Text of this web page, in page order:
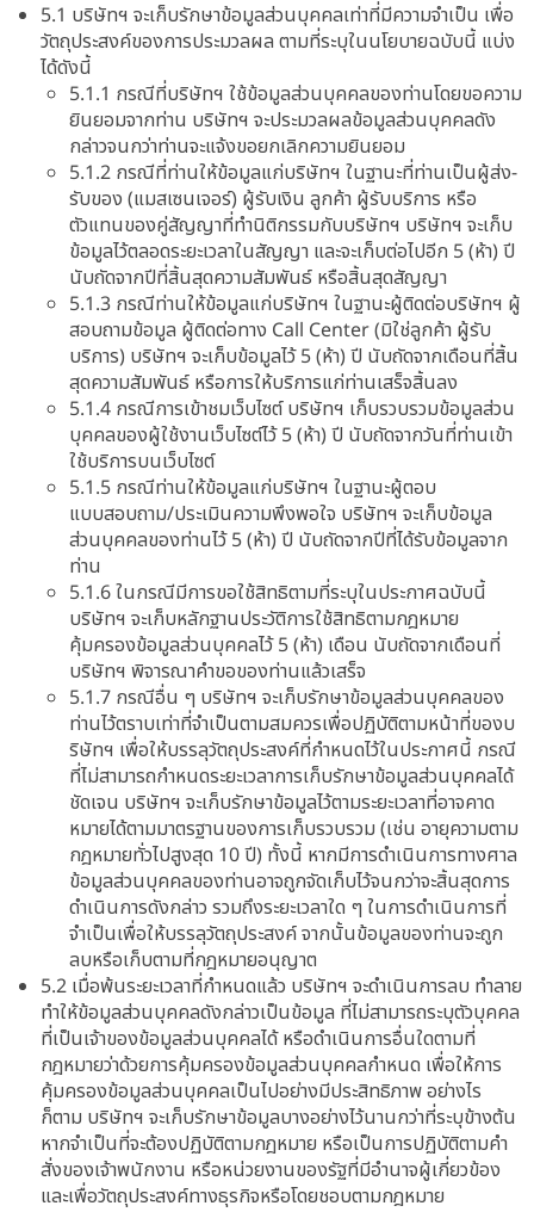
5.1 บริษัทฯ จะเก็บรักษาข้อมูลส่วนบุคคลเท่าที่มีความจำเป็น เพื่อ
วัตถุประสงค์ของการประมวลผล ตามที่ระบุในนโยบายฉบับนี้ แบ่ง
ได้ดังนี้
5.1.1 กรณีที่บริษัทฯ ใช้ข้อมูลส่วนบุคคลของท่านโดยขอความ
ยินยอมจากท่าน บริษัทฯ จะประมวลผลข้อมูลส่วนบุคคลดัง
กล่าวจนกว่าท่านจะแจ้งขอยกเลิกความยินยอม
5.1.2 กรณีที่ท่านให้ข้อมูลแก่บริษัทฯ ในฐานะที่ท่านเป็นผู้ส่ง-
รับของ (แมสเซนเจอร์) ผู้รับเงิน ลูกค้า ผู้รับบริการ หรือ
ตัวแทนของคู่สัญญาที่ทำนิติกรรมกับบริษัทฯ บริษัทฯ จะเก็บ
ข้อมูลไว้ตลอดระยะเวลาในสัญญา และจะเก็บต่อไปอีก 5 (ห้า) ปี
นับถัดจากปีที่สิ้นสุดความสัมพันธ์ หรือสิ้นสุดสัญญา
5.1.3 กรณีท่านให้ข้อมูลแก่บริษัทฯ ในฐานะผู้ติดต่อบริษัทฯ ผู้
สอบถามข้อมูล ผู้ติดต่อทาง Call Center (มิใช่ลูกค้า ผู้รับ
บริการ) บริษัทฯ จะเก็บข้อมูลไว้ 5 (ห้า) ปี นับถัดจากเดือนที่สิ้น
สุดความสัมพันธ์ หรือการให้บริการแก่ท่านเสร็จสิ้นลง
5.1.4 กรณีการเข้าชมเว็บไซต์ บริษัทฯ เก็บรวบรวมข้อมูลส่วน
บุคคลของผู้ใช้งานเว็บไซต์ไว้ 5 (ห้า) ปี นับถัดจากวันที่ท่านเข้า
ใช้บริการบนเว็บไซต์
5.1.5 กรณีท่านให้ข้อมูลแก่บริษัทฯ ในฐานะผู้ตอบ
แบบสอบถาม/ประเมินความพึงพอใจ บริษัทฯ จะเก็บข้อมูล
ส่วนบุคคลของท่านไว้ 5 (ห้า) ปี นับถัดจากปีที่ได้รับข้อมูลจาก
ท่าน
5.1.6 ในกรณีมีการขอใช้สิทธิตามที่ระบุในประกาศฉบับนี้
บริษัทฯ จะเก็บหลักฐานประวัติการใช้สิทธิตามกฎหมาย
คุ้มครองข้อมูลส่วนบุคคลไว้ 5 (ห้า) เดือน นับถัดจากเดือนที่
บริษัทฯ พิจารณาคำขอของท่านแล้วเสร็จ
5.1.7 กรณีอื่น ๆ บริษัทฯ จะเก็บรักษาข้อมูลส่วนบุคคลของ
ท่านไว้ตราบเท่าที่จำเป็นตามสมควรเพื่อปฏิบัติตามหน้าที่ของบ
ริษัทฯ เพื่อให้บรรลุวัตถุประสงค์ที่กำหนดไว้ในประกาศนี้ กรณี
ที่ไม่สามารถกำหนดระยะเวลาการเก็บรักษาข้อมูลส่วนบุคคลได้
ชัดเจน บริษัทฯ จะเก็บรักษาข้อมูลไว้ตามระยะเวลาที่อาจคาด
หมายได้ตามมาตรฐานของการเก็บรวบรวม (เช่น อายุความตาม
กฎหมายทั่วไปสูงสุด 10 ปี) ทั้งนี้ หากมีการดำเนินการทางศาล
ข้อมูลส่วนบุคคลของท่านอาจถูกจัดเก็บไว้จนกว่าจะสิ้นสุดการ
ดำเนินการดังกล่าว รวมถึงระยะเวลาใด ๆ ในการดำเนินการที่
จำเป็นเพื่อให้บรรลุวัตถุประสงค์ จากนั้นข้อมูลของท่านจะถูก
ลบหรือเก็บตามที่กฎหมายอนุญาต
5.2 เมื่อพ้นระยะเวลาที่กำหนดแล้ว บริษัทฯ จะดำเนินการลบ ทำลาย
ทำให้ข้อมูลส่วนบุคคลดังกล่าวเป็นข้อมูล ที่ไม่สามารถระบุตัวบุคคล
ที่เป็นเจ้าของข้อมูลส่วนบุคคลได้ หรือดำเนินการอื่นใดตามที่
กฎหมายว่าด้วยการคุ้มครองข้อมูลส่วนบุคคลกำหนด เพื่อให้การ
คุ้มครองข้อมูลส่วนบุคคลเป็นไปอย่างมีประสิทธิภาพ อย่างไร
ก็ตาม บริษัทฯ จะเก็บรักษาข้อมูลบางอย่างไว้นานกว่าที่ระบุข้างต้น
หากจำเป็นที่จะต้องปฏิบัติตามกฎหมาย หรือเป็นการปฏิบัติตามคำ
สั่งของเจ้าพนักงาน หรือหน่วยงานของรัฐที่มีอำนาจผู้เกี่ยวข้อง
และเพื่อวัตถุประสงค์ทางธุรกิจหรือโดยชอบตามกฎหมาย